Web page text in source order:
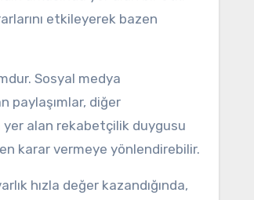
etkileyerek bazen
Sosyal medya
paylaşımlar, diğer
yer alan rekabetçilik duygusu
karar vermeye yönlendirebilir.
hızla değer kazandığında,